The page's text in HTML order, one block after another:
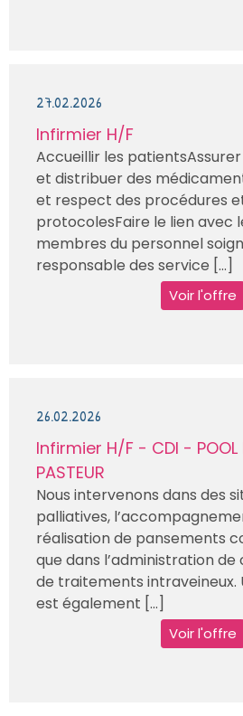
27.02.2026
Infirmier H/F
Accueillir les
et distribuer des
et respect des procédures
protocolesFaire le lien avec
membres du personnel
responsable des service [...]
Voir l'offre
26.02.2026
Infirmier H/F - CDI - POOL
PASTEUR
Nous intervenons dans des
palliatives,
réalisation de pansements
que dans l’administration
de traitements intraveineux.
est également [...]
Voir l'offre